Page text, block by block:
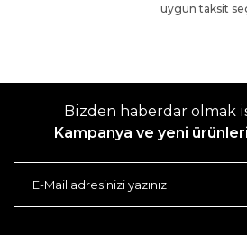
uygun taksit
Bizden haberdar olmak
Kampanya ve yeni